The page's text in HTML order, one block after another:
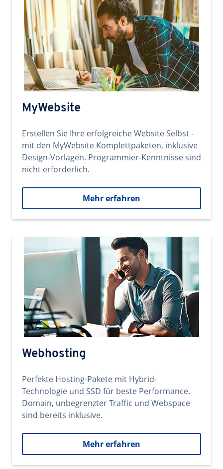
MyWebsite
Erstellen Sie Ihre erfolgreiche Website Selbst -
mit den MyWebsite Komplettpaketen, inklusive
Design-Vorlagen. Programmier-Kenntnisse sind
nicht erforderlich.
Mehr erfahren
Webhosting
Perfekte Hosting-Pakete mit Hybrid-
Technologie und SSD für beste Performance.
Domain, unbegrenzter Traffic und Webspace
sind bereits inklusive.
Mehr erfahren